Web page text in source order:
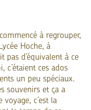
à regrouper,
Hoche, à
pas d’équivalent à ce
c’étaient ces ados
un peu spéciaux.
souvenirs et ça a
c’est la